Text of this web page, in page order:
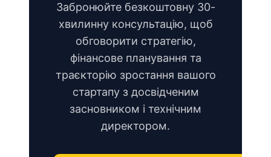
Забронюйте безкоштовну 30-
хвилинну консультацію, щоб
обговорити стратегію,
фінансове планування та
траєкторію зростання вашого
стартапу з досвідченим
засновником і технічним
директором.